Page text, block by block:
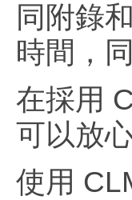
同附錄
時間，
在採用
可以放
使用